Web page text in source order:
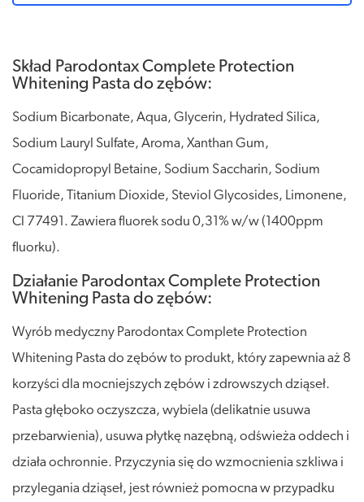
Skład Parodontax Complete Protection
Whitening Pasta do zębów:
Sodium Bicarbonate, Aqua, Glycerin, Hydrated Silica,
Sodium Lauryl Sulfate, Aroma, Xanthan Gum,
Cocamidopropyl Betaine, Sodium Saccharin, Sodium
Fluoride, Titanium Dioxide, Steviol Glycosides, Limonene,
Cl 77491. Zawiera fluorek sodu 0,31% w/w (1400ppm
fluorku).
Działanie Parodontax Complete Protection
Whitening Pasta do zębów:
Wyrób medyczny Parodontax Complete Protection
Whitening Pasta do zębów to produkt, który zapewnia aż 8
korzyści dla mocniejszych zębów i zdrowszych dziąseł.
Pasta głęboko oczyszcza, wybiela (delikatnie usuwa
przebarwienia), usuwa płytkę nazębną, odświeża oddech i
działa ochronnie. Przyczynia się do wzmocnienia szkliwa i
przylegania dziąseł, jest również pomocna w przypadku